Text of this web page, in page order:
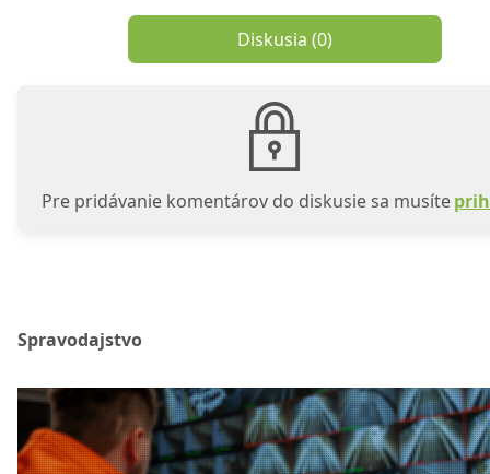
Diskusia (0)
Pre pridávanie komentárov do diskusie sa musíte
Spravodajstvo